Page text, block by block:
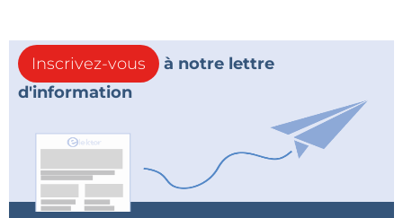
Inscrivez-vous
à notre lettre
d'information